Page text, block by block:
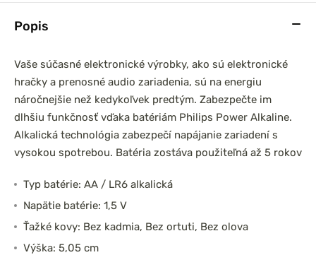
Popis
Vaše súčasné elektronické výrobky, ako sú elektronické
hračky a prenosné audio zariadenia, sú na energiu
náročnejšie než kedykoľvek predtým. Zabezpečte im
dlhšiu funkčnosť vďaka batériám Philips Power Alkaline.
Alkalická technológia zabezpečí napájanie zariadení s
vysokou spotrebou. Batéria zostáva použiteľná až 5 rokov
Typ batérie: AA / LR6 alkalická
Napätie batérie: 1,5 V
Ťažké kovy: Bez kadmia, Bez ortuti, Bez olova
Výška: 5,05 cm